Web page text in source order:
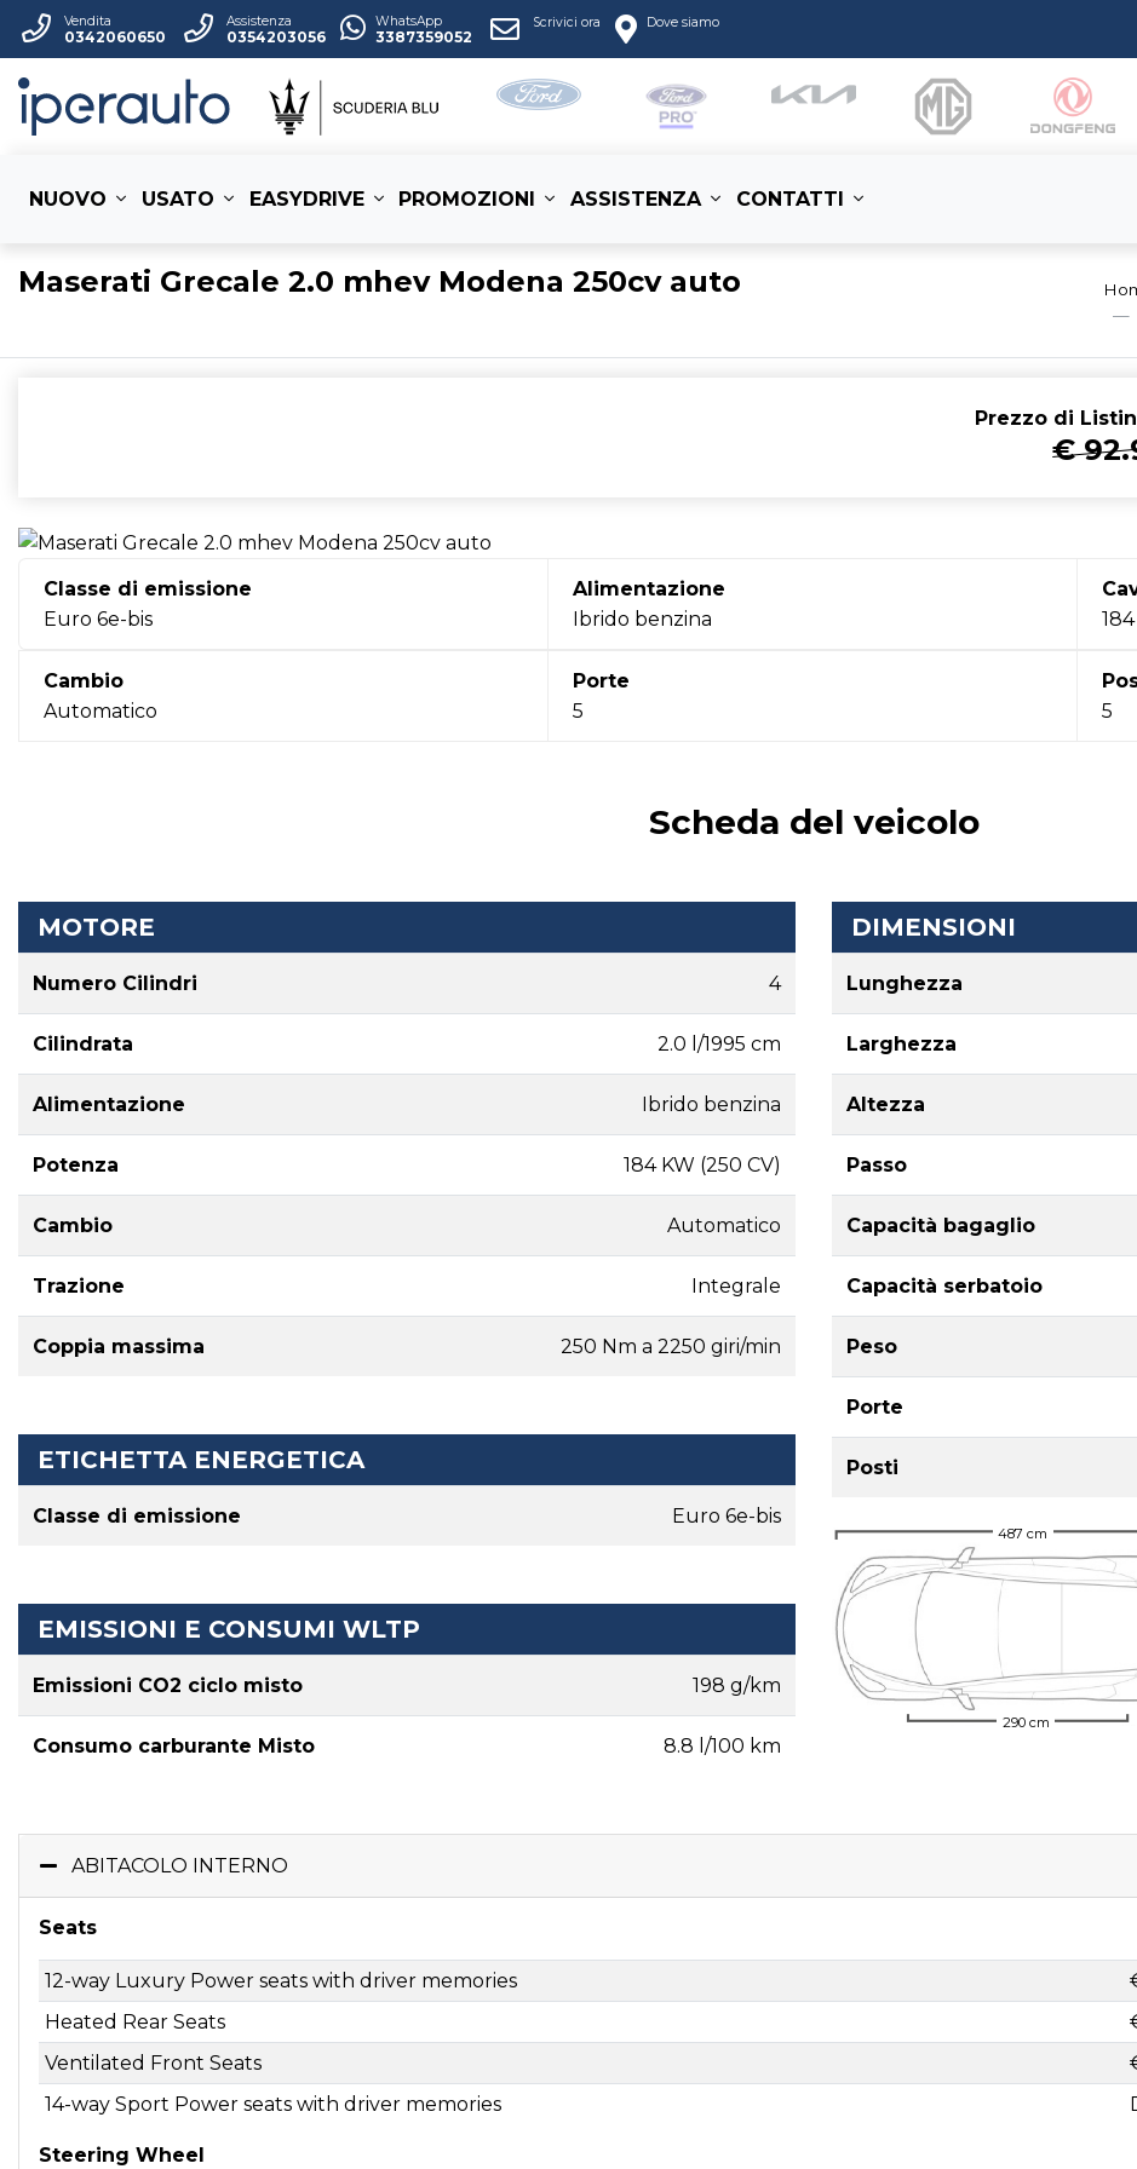
Vendita
0342060650
Assistenza
0354203056
WhatsApp
3387359052
Scrivici ora Dove siamo
NUOVO USATO EASYDRIVE PROMOZIONI ASSISTENZA CONTATTI
Maserati Grecale 2.0 mhev Modena 250cv auto
Prezzo di
€
Classe di emissione
Euro 6e-bis
Alimentazione
Ibrido benzina
Cambio
Automatico
Porte
5
5
Scheda del veicolo
MOTORE
Numero Cilindri 4
Cilindrata 2.0 l/1995 cm
Alimentazione Ibrido benzina
Potenza 184 KW (250 CV)
Cambio Automatico
Trazione Integrale
Coppia massima 250 Nm a 2250 giri/min
ETICHETTA ENERGETICA
Classe di emissione Euro 6e-bis
EMISSIONI E CONSUMI WLTP
Emissioni CO2 ciclo misto 198 g/km
Consumo carburante Misto 8.8 l/100 km
DIMENSIONI
Lunghezza
Larghezza
Altezza
Passo
Capacità bagaglio
Capacità serbatoio
Peso
Porte
Posti
487 cm
290 cm
ABITACOLO INTERNO
Seats
12-way Luxury Power seats with driver memories
Heated Rear Seats
Ventilated Front Seats
14-way Sport Power seats with driver memories
Steering Wheel